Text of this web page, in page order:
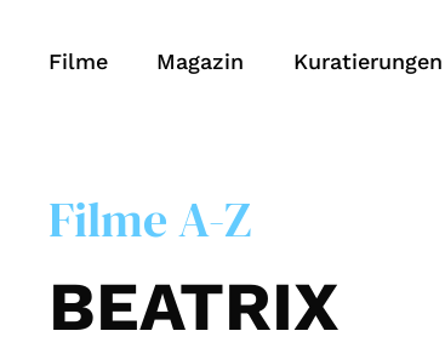
Filme Magazin Kuratierungen
Filme A-Z
BEATRIX